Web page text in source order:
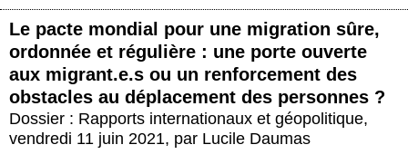
Le pacte mondial pour une migration sûre,
ordonnée et régulière : une porte ouverte
aux migrant.e.s ou un renforcement des
obstacles au déplacement des personnes ?
Dossier : Rapports internationaux et géopolitique,
vendredi 11 juin 2021, par Lucile Daumas